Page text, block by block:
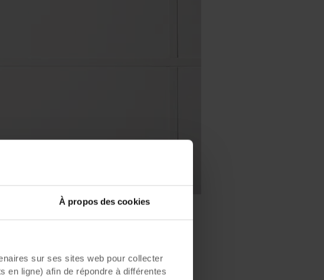
À propos des cookies
sur ses sites web pour collecter
en ligne) afin de répondre à différentes